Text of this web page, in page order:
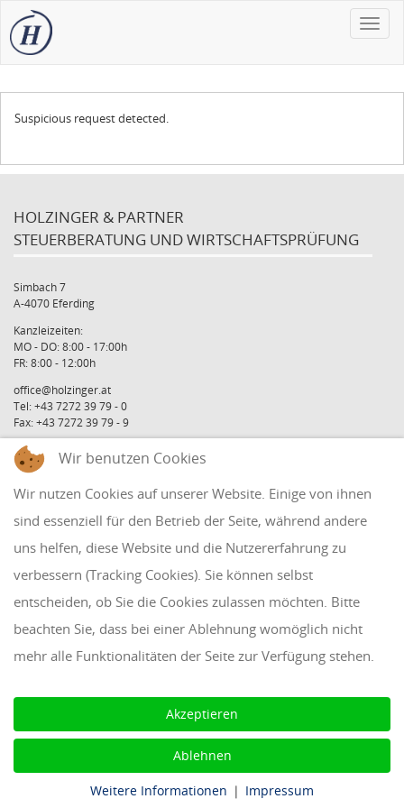
Toggle
Suspicious request detected.
HOLZINGER & PARTNER
STEUERBERATUNG UND WIRTSCHAFTSPRÜFUNG
Simbach 7
A-4070 Eferding
Kanzleizeiten:
MO - DO: 8:00 - 17:00h
FR: 8:00 - 12:00h
office@holzinger.at
Tel: +43 7272 39 79 - 0
Fax: +43 7272 39 79 - 9
QUICKLINKS
Klientenbereich
Disclaimer
Impressum & Datenschutz
AAB 2018
Cookie Einstellungen
Wir benutzen Cookies
Wir nutzen Cookies auf unserer Website. Einige von ihnen
sind essenziell für den Betrieb der Seite, während andere
uns helfen, diese Website und die Nutzererfahrung zu
verbessern (Tracking Cookies). Sie können selbst
entscheiden, ob Sie die Cookies zulassen möchten. Bitte
beachten Sie, dass bei einer Ablehnung womöglich nicht
mehr alle Funktionalitäten der Seite zur Verfügung stehen.
Akzeptieren
Ablehnen
Weitere Informationen | Impressum